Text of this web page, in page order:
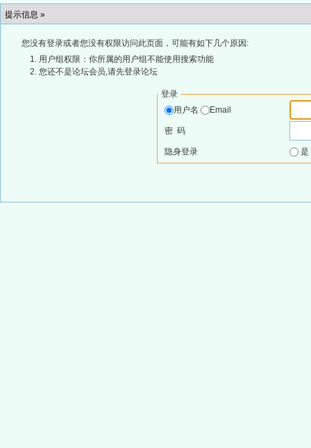
提示信息 »
您没有登录或者您没有权限访问此页面，可能有如下几个原因:
用户组权限：你所属的用户组不能使用搜索功能
您还不是论坛会员,请先登录论坛
登录
用户名
Email
密 码
隐身登录